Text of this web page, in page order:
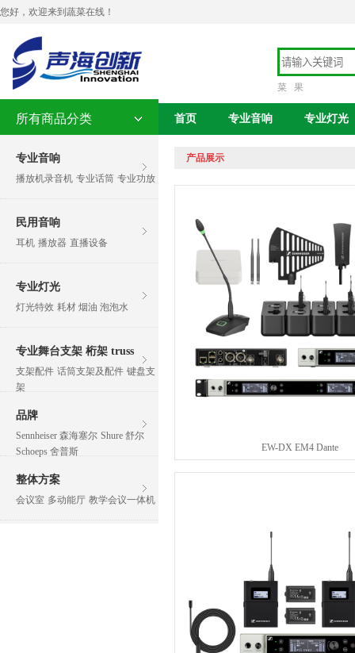
您好，欢迎来到蔬菜在线！
菜 果
所有商品分类
专业音响
播放机录音机 专业话筒 专业功放
民用音响
耳机 播放器 直播设备
专业灯光
灯光特效 耗材 烟油 泡泡水
专业舞台支架 桁架 truss
支架配件 话筒支架及配件 键盘支
架
品牌
Sennheiser 森海塞尔 Shure 舒尔
Schoeps 舍普斯
整体方案
会议室 多动能厅 教学会议一体机
首页 专业音响 专业灯光
产品展示
EW-DX EM4 Dante